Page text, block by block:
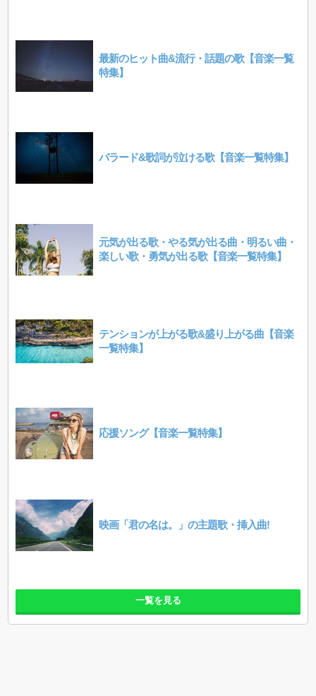
最新のヒット曲&流行・話題の歌【音楽一覧
特集】
バラード&歌詞が泣ける歌【音楽一覧特集】
元気が出る歌・やる気が出る曲・明るい曲・
楽しい歌・勇気が出る歌【音楽一覧特集】
テンションが上がる歌&盛り上がる曲【音楽
一覧特集】
応援ソング【音楽一覧特集】
映画「君の名は。」の主題歌・挿入曲!
一覧を見る